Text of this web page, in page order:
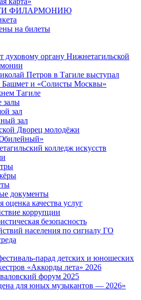
ФИЛАРМОНИЮ
на билеты
духовому органу Нижнетагильской
Петров в Тагиле выступал
и «Солисты Москвы»
Тагиле
залы
зал
зал
Дворец молодёжи
колледж искусств
документы
оценка качества услуг
коррупции
безопасность
населения по сигналу ГО
парад детских и юношеских
«Аккорды лета» 2026
форум 2025
для юных музыкантов — 2026»